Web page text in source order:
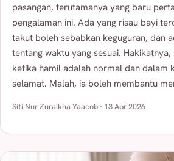
pasangan, terutamanya yang baru
pengalaman ini. Ada yang risau bayi
takut boleh sebabkan keguguran, dan
tentang waktu yang sesuai. Hakikatnya,
ketika hamil adalah normal dan dalam
selamat. Malah, ia boleh membantu
Siti Nur Zuraikha Yaacob · 13 Apr 2026